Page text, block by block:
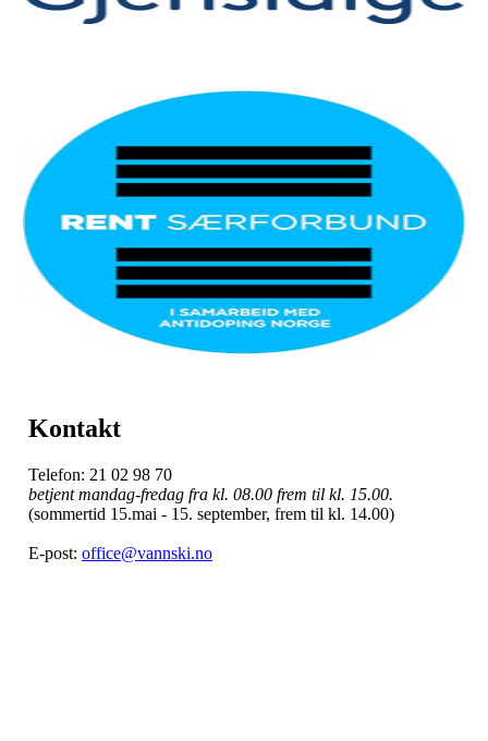
Kontakt
Telefon: 21 02 98 70
betjent mandag-fredag fra kl. 08.00 frem til kl. 15.00.
(sommertid 15.mai - 15. september, frem til kl. 14.00)
E-post: office@vannski.no